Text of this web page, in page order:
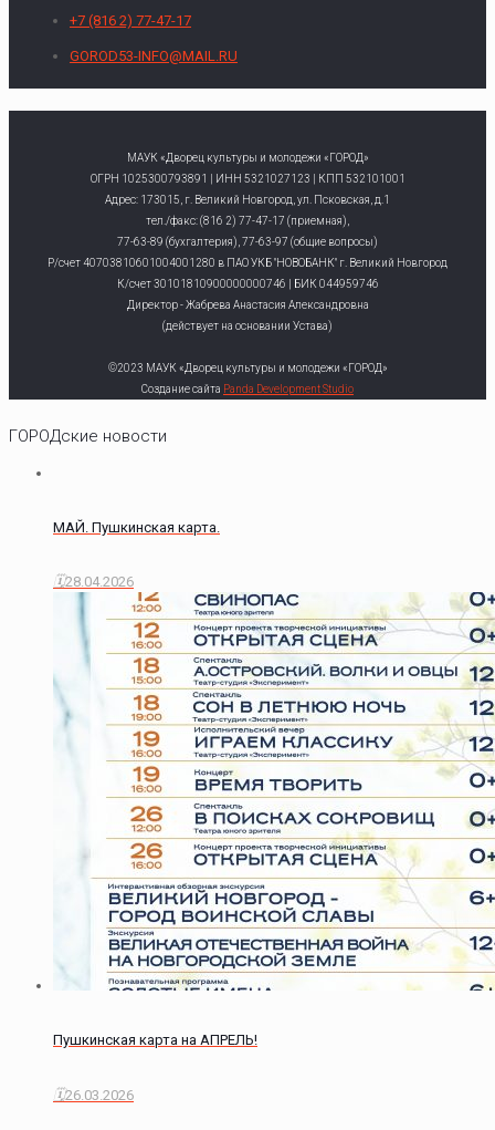
+7 (816 2) 77-47-17
GOROD53-INFO@MAIL.RU
МАУК «Дворец культуры и молодежи «ГОРОД»
ОГРН 1025300793891 | ИНН 5321027123 | КПП 532101001
Адрес: 173015, г. Великий Новгород, ул. Псковская, д.1
тел./факс: (816 2) 77-47-17 (приемная),
77-63-89 (бухгалтерия), 77-63-97 (общие вопросы)
Р/счет 40703810601004001280 в ПАО УКБ "НОВОБАНК" г. Великий Новгород
К/счет 30101810900000000746 | БИК 044959746
Директор - Жабрева Анастасия Александровна
(действует на основании Устава)
©2023 МАУК «Дворец культуры и молодежи «ГОРОД»
Создание сайта Panda Development Studio
ГОРОДские новости
МАЙ. Пушкинская карта.
28.04.2026
Пушкинская карта на АПРЕЛЬ!
26.03.2026